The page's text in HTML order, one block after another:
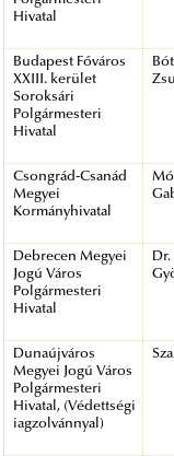
Hivatal
Budapest Főváros
XXIII. kerület
Soroksári
Polgármesteri
Hivatal
Csongrád-Csanád
Megyei
Kormányhivatal
Debrecen Megyei
Jogú Város
Polgármesteri
Hivatal
Dr.
Dunaújváros
Megyei Jogú Város
Polgármesteri
Hivatal, (Védettségi
iagzolvánnyal)